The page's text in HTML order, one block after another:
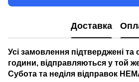
Доставка
Усі замовлення підтверджені та
години, відправляються у той
Субота та неділя відправок